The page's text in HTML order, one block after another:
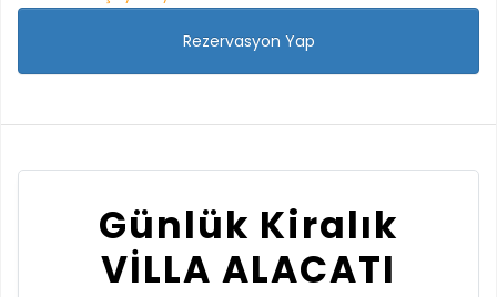
Rezervasyon Yap
Günlük Kiralık
VİLLA ALACATI